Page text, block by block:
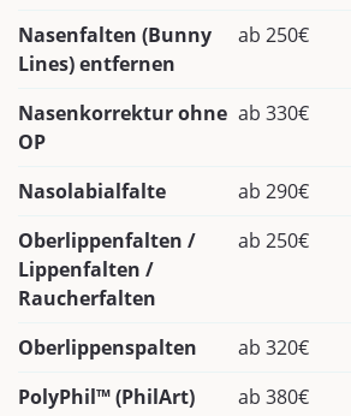
Nasenfalten (Bunny
Lines) entfernen
ab 250€
Nasenkorrektur ohne
OP
ab 330€
Nasolabialfalte
ab 290€
Oberlippenfalten /
Lippenfalten /
Raucherfalten
ab 250€
Oberlippenspalten
ab 320€
PolyPhil™ (PhilArt)
ab 380€